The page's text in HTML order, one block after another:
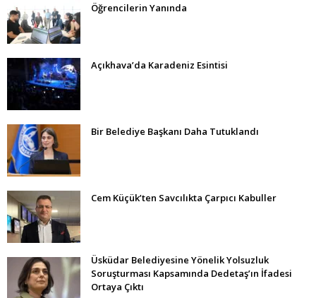
Öğrencilerin Yanında
Açıkhava’da Karadeniz Esintisi
Bir Belediye Başkanı Daha Tutuklandı
Cem Küçük’ten Savcılıkta Çarpıcı Kabuller
Üsküdar Belediyesine Yönelik Yolsuzluk
Soruşturması Kapsamında Dedetaş’ın İfadesi
Ortaya Çıktı